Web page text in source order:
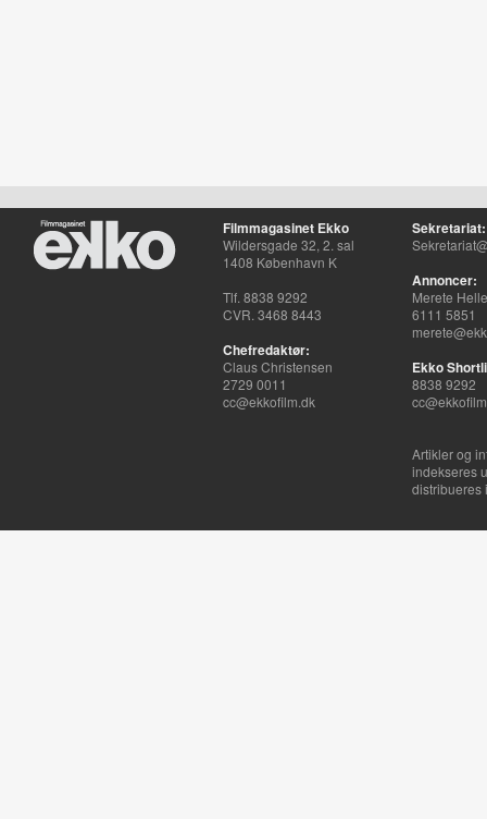
Filmmagasinet Ekko
Wildersgade 32, 2. sal
1408 København K
Tlf. 8838 9292
CVR. 3468 8443
Chefredaktør:
Claus Christensen
2729 0011
cc@ekkofilm.dk
Sekretariat:
Annoncer:
Merete
6111 5851
Ekko
8838 9292
Artikler og
indekseres
distribueres